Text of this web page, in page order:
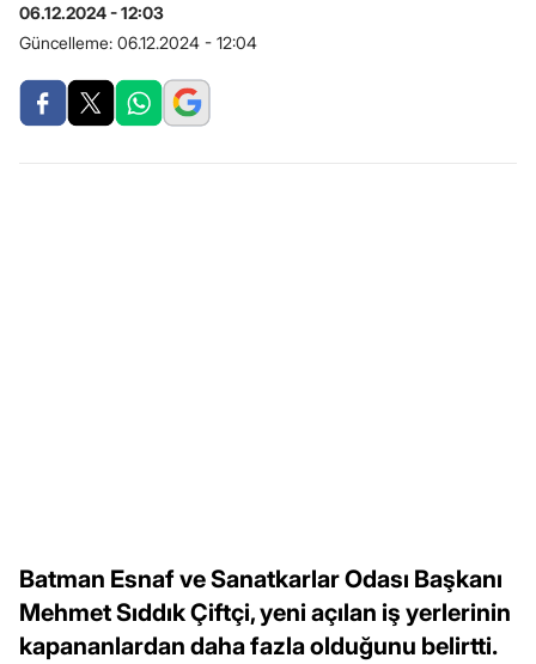
06.12.2024 - 12:03
Güncelleme: 06.12.2024 - 12:04
Batman Esnaf ve Sanatkarlar Odası Başkanı
Mehmet Sıddık Çiftçi, yeni açılan iş yerlerinin
kapananlardan daha fazla olduğunu belirtti.